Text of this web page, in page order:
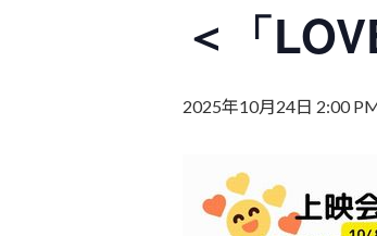
＜「
2025年10月24日 2:00